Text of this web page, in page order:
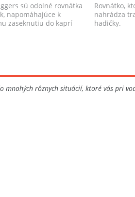
sú odolné rovnátka
napomáhajúce k
zaseknutiu do kaprí
Rovnátko,
nahrádza
hadičky.
rôznych situácií, ktoré vás pri